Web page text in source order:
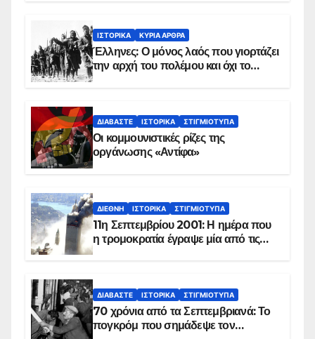
ΙΣΤΟΡΙΚΆ ΚΥΡΙΑ ΑΡΘΡΑ
Έλληνες: Ο μόνος λαός που γιορτάζει
την αρχή του πολέμου και όχι το
ΔΙΑΒΆΣΤΕ ΙΣΤΟΡΙΚΆ ΣΤΙΓΜΙΌΤΥΠΑ
Οι κομμουνιστικές ρίζες της
οργάνωσης «Αντίφα»
ΔΙΕΘΝΉ ΙΣΤΟΡΙΚΆ ΣΤΙΓΜΙΌΤΥΠΑ
11η Σεπτεμβρίου 2001: Η ημέρα που
η τρομοκρατία έγραψε μία από τις
ΔΙΑΒΆΣΤΕ ΙΣΤΟΡΙΚΆ ΣΤΙΓΜΙΌΤΥΠΑ
70 χρόνια από τα Σεπτεμβριανά: Το
πογκρόμ που σημάδεψε τον